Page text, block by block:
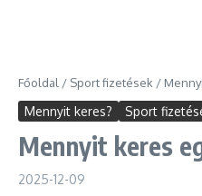
Főoldal / Sport fizetések /
Mennyit keres? Sport
Mennyit keres
2025-12-09